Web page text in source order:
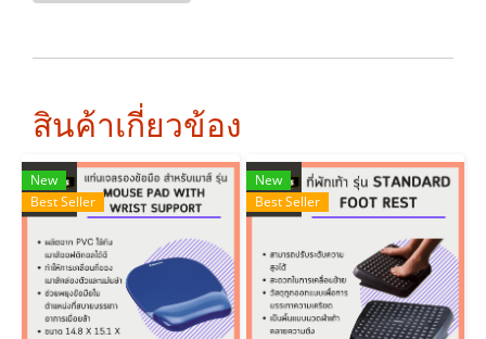
สินค้าเกี่ยวข้อง
New
Best Seller
New
Best Seller